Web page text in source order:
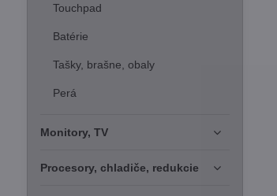
Touchpad
Batérie
Tašky, brašne, obaly
Perá
Monitory, TV
Procesory, chladiče, redukcie